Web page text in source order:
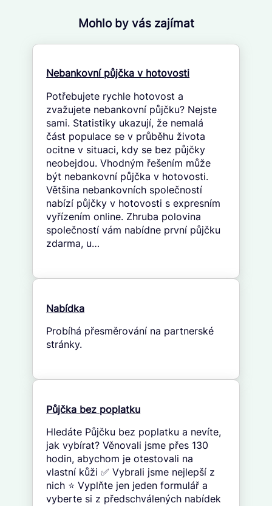
Mohlo by vás zajímat
Nebankovní půjčka v hotovosti
Potřebujete rychle hotovost a
zvažujete nebankovní půjčku? Nejste
sami. Statistiky ukazují, že nemalá
část populace se v průběhu života
ocitne v situaci, kdy se bez půjčky
neobejdou. Vhodným řešením může
být nebankovní půjčka v hotovosti.
Většina nebankovních společností
nabízí půjčky v hotovosti s expresním
vyřízením online. Zhruba polovina
společností vám nabídne první půjčku
zdarma, u…
Nabídka
Probíhá přesměrování na partnerské
stránky.
Půjčka bez poplatku
Hledáte Půjčku bez poplatku a nevíte,
jak vybírat? Věnovali jsme přes 130
hodin, abychom je otestovali na
vlastní kůži ✅ Vybrali jsme nejlepší z
nich ⭐ Vyplňte jen jeden formulář a
vyberte si z předschválených nabídek